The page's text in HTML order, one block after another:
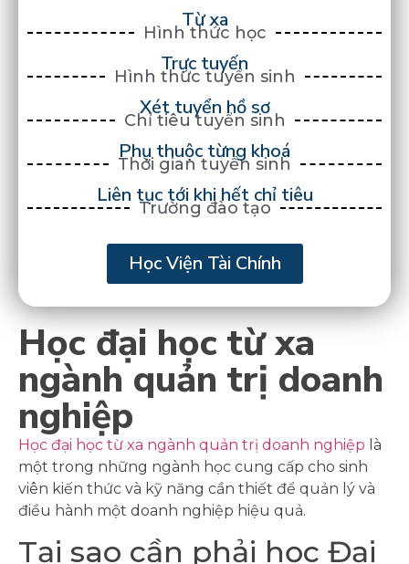
Học đại học từ xa
ngành quản trị doanh
nghiệp
Học đại học từ xa ngành quản trị doanh nghiệp là
một trong những ngành học cung cấp cho sinh
viên kiến thức và kỹ năng cần thiết để quản lý và
điều hành một doanh nghiệp hiệu quả.
Tại sao cần phải học Đại
Từ xa
Hình thức học
Trực tuyến
Hình thức tuyển sinh
Xét tuyển hồ sơ
Chỉ tiêu tuyển sinh
Phụ thuộc từng khoá
Thời gian tuyển sinh
Liên tục tới khi hết chỉ tiêu
Trường đào tạo
Học Viện Tài Chính